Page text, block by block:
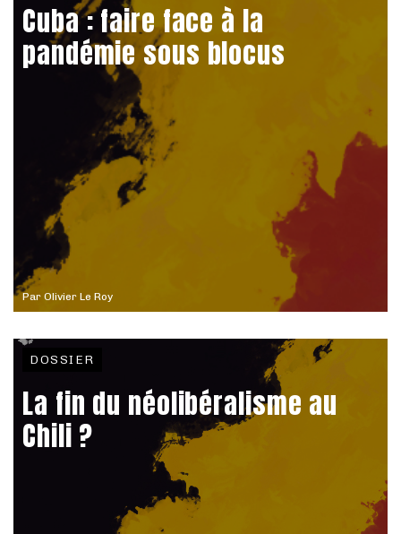
Par Olivier Le Roy
Cuba : faire face à la
pandémie sous blocus
DOSSIER
La fin du néolibéralisme au
Chili ?